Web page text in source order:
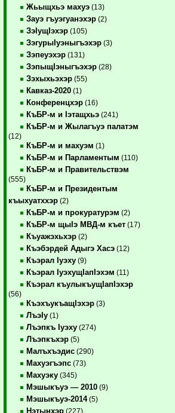
Жьыщхьэ махуэ (13)
Зауэ гъуэгуанэхэр (2)
ЗэIущIэхэр (105)
ЗэгурыIуэныгъэхэр (3)
Зэпеуэхэр (131)
ЗэпыщIэныгъэхэр (28)
Зэхыхьэхэр (55)
Кавказ-2020 (1)
Конференцхэр (16)
КъБР-м и Iэтащхьэ (241)
КъБР-м и Жылагъуэ палатэм
(12)
КъБР-м и махуэм (1)
КъБР-м и Парламентым (110)
КъБР-м и Правительствэм
(555)
КъБР-м и Президентым
къыхуатххэр (2)
КъБР-м и прокуратурэм (2)
КъБР-м щыIэ МВД-м къет (17)
Къуажэхьхэр (2)
Къэбэрдей Адыгэ Хасэ (12)
Къэрал Iуэху (9)
Къэрал IуэхущIапIэхэм (11)
Къэрал къулыкъущIапIэхэр
(56)
КъэхъукъащIэхэр (3)
ЛъэIу (1)
Лъэпкъ Iуэху (274)
Лъэпкъхэр (5)
Малъхъэдис (290)
Махуэгъэпс (73)
Махуэку (345)
Мэшыкъуэ — 2010 (9)
Мэшыкъуэ-2014(5)
Нэтынхэр (227)